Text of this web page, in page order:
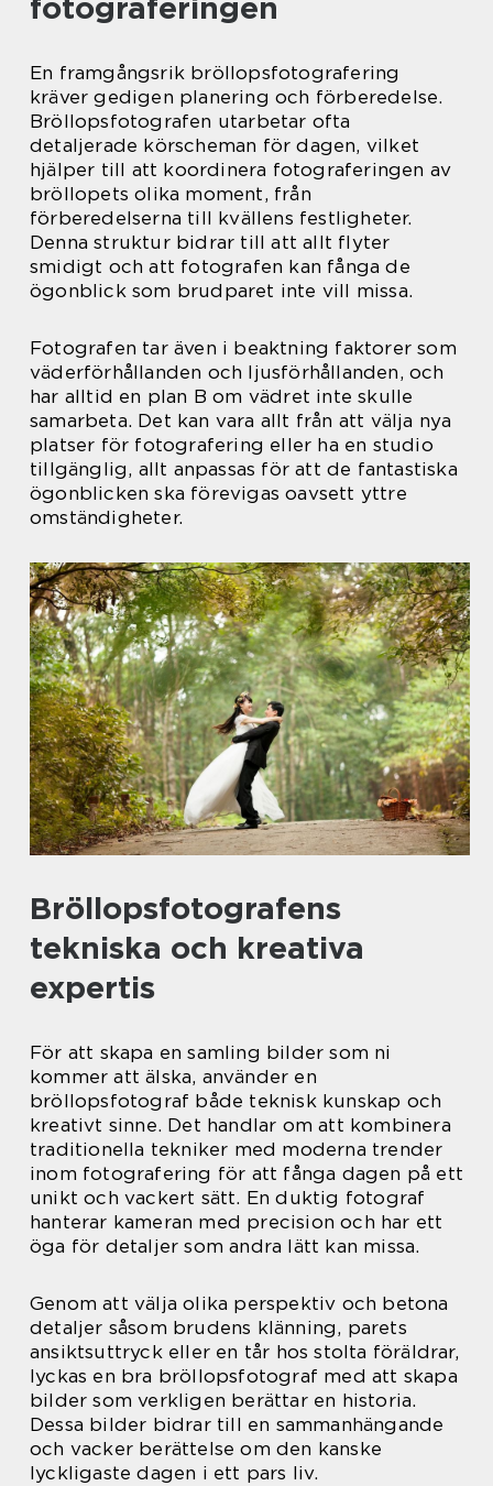
fotograferingen
En framgångsrik bröllopsfotografering
kräver gedigen planering och förberedelse.
Bröllopsfotografen utarbetar ofta
detaljerade körscheman för dagen, vilket
hjälper till att koordinera fotograferingen av
bröllopets olika moment, från
förberedelserna till kvällens festligheter.
Denna struktur bidrar till att allt flyter
smidigt och att fotografen kan fånga de
ögonblick som brudparet inte vill missa.
Fotografen tar även i beaktning faktorer som
väderförhållanden och ljusförhållanden, och
har alltid en plan B om vädret inte skulle
samarbeta. Det kan vara allt från att välja nya
platser för fotografering eller ha en studio
tillgänglig, allt anpassas för att de fantastiska
ögonblicken ska förevigas oavsett yttre
omständigheter.
Bröllopsfotografens
tekniska och kreativa
expertis
För att skapa en samling bilder som ni
kommer att älska, använder en
bröllopsfotograf både teknisk kunskap och
kreativt sinne. Det handlar om att kombinera
traditionella tekniker med moderna trender
inom fotografering för att fånga dagen på ett
unikt och vackert sätt. En duktig fotograf
hanterar kameran med precision och har ett
öga för detaljer som andra lätt kan missa.
Genom att välja olika perspektiv och betona
detaljer såsom brudens klänning, parets
ansiktsuttryck eller en tår hos stolta föräldrar,
lyckas en bra bröllopsfotograf med att skapa
bilder som verkligen berättar en historia.
Dessa bilder bidrar till en sammanhängande
och vacker berättelse om den kanske
lyckligaste dagen i ett pars liv.